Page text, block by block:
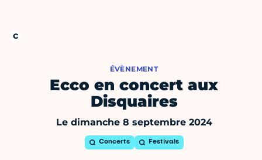
ÉVÈNEMENT
Ecco en concert aux
Disquaires
Le dimanche 8 septembre 2024
Concerts Festivals